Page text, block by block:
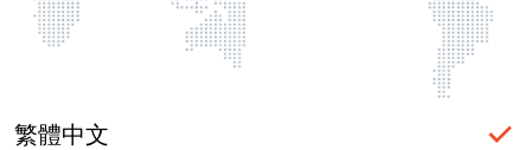
繁體中文